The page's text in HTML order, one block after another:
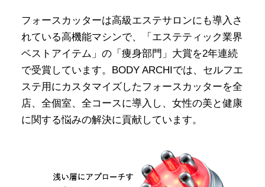
フォースカッターは高級エステサロンにも導入さ
れている高機能マシンで、「エステティック業界
ベストアイテム」の「痩身部門」大賞を2年連続
で受賞しています。BODY ARCHIでは、セルフエ
ステ用にカスタマイズしたフォースカッターを全
店、全個室、全コースに導入し、女性の美と健康
に関する悩みの解決に貢献しています。